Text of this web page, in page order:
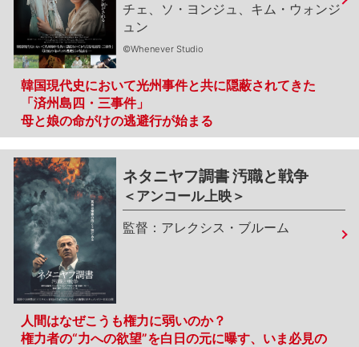
チェ、ソ・ヨンジュ、キム・ウォンジ
ュン
©Whenever Studio
韓国現代史において光州事件と共に隠蔽されてきた
「済州島四・三事件」
母と娘の命がけの逃避行が始まる
ネタニヤフ調書 汚職と戦争
＜アンコール上映＞
アレクシス・ブルーム
人間はなぜこうも権力に弱いのか？
権力者の“力への欲望”を白日の元に曝す、いま必見の